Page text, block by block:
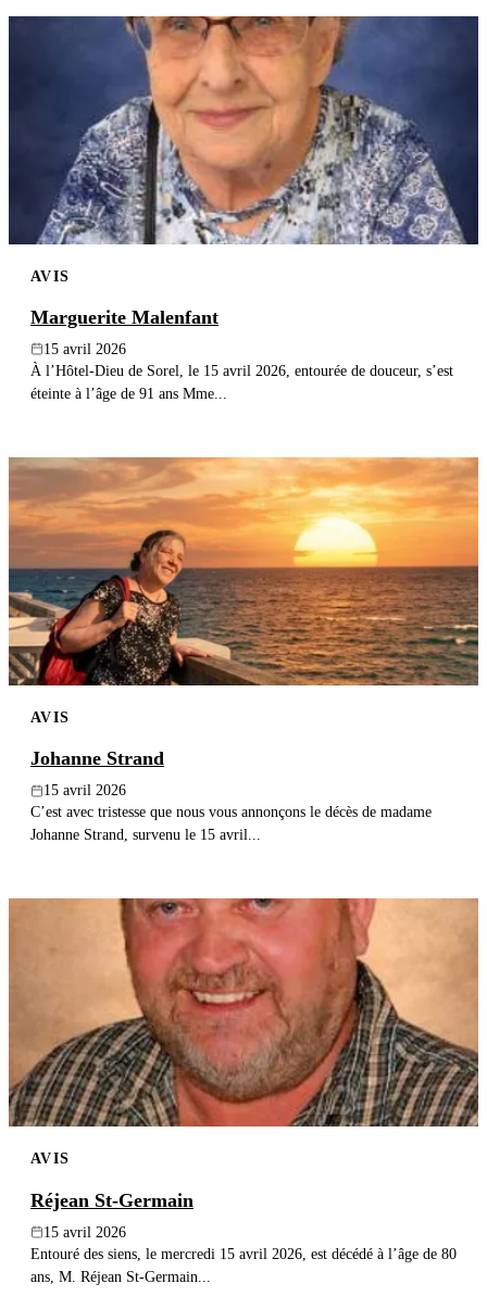
AVIS
Marguerite Malenfant
15 avril 2026
À l’Hôtel-Dieu de Sorel, le 15 avril 2026, entourée de douceur, s’est
éteinte à l’âge de 91 ans Mme...
AVIS
Johanne Strand
15 avril 2026
C’est avec tristesse que nous vous annonçons le décès de madame
Johanne Strand, survenu le 15 avril...
AVIS
Réjean St-Germain
15 avril 2026
Entouré des siens, le mercredi 15 avril 2026, est décédé à l’âge de 80
ans, M. Réjean St-Germain...